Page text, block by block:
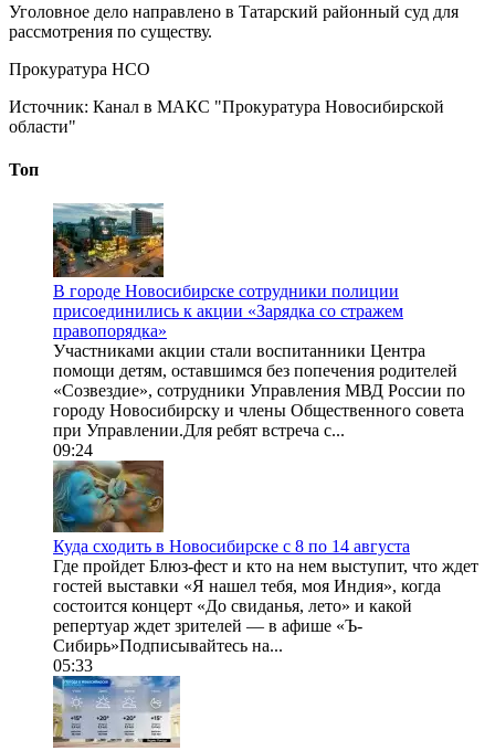
Уголовное дело направлено в Татарский районный суд для
рассмотрения по существу.
Прокуратура НСО
Источник: Канал в МАКС "Прокуратура Новосибирской
области"
Топ
В городе Новосибирске сотрудники полиции
присоединились к акции «Зарядка со стражем
правопорядка»
Участниками акции стали воспитанники Центра
помощи детям, оставшимся без попечения родителей
«Созвездие», сотрудники Управления МВД России по
городу Новосибирску и члены Общественного совета
при Управлении.Для ребят встреча с...
09:24
Куда сходить в Новосибирске с 8 по 14 августа
Где пройдет Блюз-фест и кто на нем выступит, что ждет
гостей выставки «Я нашел тебя, моя Индия», когда
состоится концерт «До свиданья, лето» и какой
репертуар ждет зрителей — в афише «Ъ-
Сибирь»Подписывайтесь на...
05:33